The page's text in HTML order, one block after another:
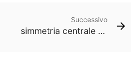
Successivo
simmetria centrale poligoni regolari